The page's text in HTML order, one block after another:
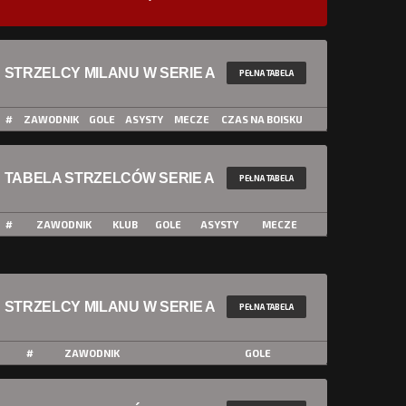
STRZELCY MILANU W SERIE A PEŁNA TABELA
# ZAWODNIK GOLE ASYSTY MECZE CZAS NA BOISKU
TABELA STRZELCÓW SERIE A PEŁNA TABELA
# ZAWODNIK KLUB GOLE ASYSTY MECZE
STRZELCY MILANU W SERIE A PEŁNA TABELA
# ZAWODNIK GOLE